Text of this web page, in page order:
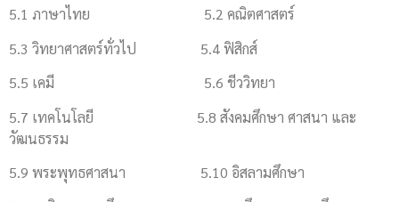
5.1 ภาษาไทย 5.2 คณิตศาสตร์
5.3 วิทยาศาสตร์ทั่วไป 5.4 ฟิสิกส์
5.5 เคมี 5.6 ชีววิทยา
5.7 เทคโนโลยี 5.8 สังคมศึกษา ศาสนา และ
วัฒนธรรม
5.9 พระพุทธศาสนา 5.10 อิสลามศึกษา